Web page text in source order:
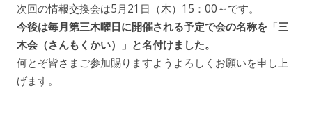
次回の情報交換会は5月21日（木）15：00～です。
今後は毎月第三木曜日に開催される予定で会の名称を「三
木会（さんもくかい）」と名付けました。
何とぞ皆さまご参加賜りますようよろしくお願いを申し上
げます。